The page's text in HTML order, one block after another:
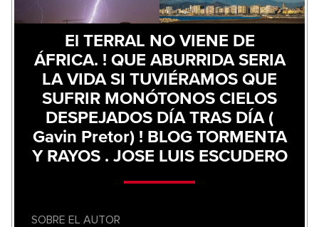
El TERRAL NO VIENE DE
ÁFRICA. ! QUE ABURRIDA SERIA
LA VIDA SI TUVIÉRAMOS QUE
SUFRIR MONÓTONOS CIELOS
DESPEJADOS DÍA TRAS DÍA (
Gavin Pretor) ! BLOG TORMENTA
Y RAYOS . JOSE LUIS ESCUDERO
SOBRE EL AUTOR